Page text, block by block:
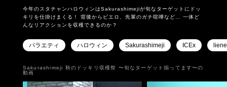
今年のスタチャンハロウィンはSakurashimejiが旬なターゲットにドッ
キリを仕掛けまくる！ 背後からピエロ、先輩のガチ喧嘩など… 一体ど
んなリアクションを収穫できるのか？
バラエティ ハロウィン Sakurashimeji ICEx
Sakurashimeji 秋のドッキリ収穫祭 〜旬なターゲット揃ってます〜の
動画